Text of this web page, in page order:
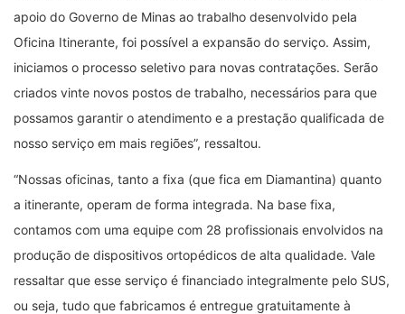
apoio do Governo de Minas ao trabalho desenvolvido pela
Oficina Itinerante, foi possível a expansão do serviço. Assim,
iniciamos o processo seletivo para novas contratações. Serão
criados vinte novos postos de trabalho, necessários para que
possamos garantir o atendimento e a prestação qualificada de
nosso serviço em mais regiões”, ressaltou.
“Nossas oficinas, tanto a fixa (que fica em Diamantina) quanto
a itinerante, operam de forma integrada. Na base fixa,
contamos com uma equipe com 28 profissionais envolvidos na
produção de dispositivos ortopédicos de alta qualidade. Vale
ressaltar que esse serviço é financiado integralmente pelo SUS,
ou seja, tudo que fabricamos é entregue gratuitamente à